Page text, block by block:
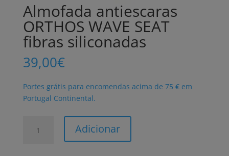
Almofada antiescaras
ORTHOS WAVE SEAT
fibras siliconadas
39,00€
Portes grátis para encomendas acima de 75 € em
Portugal Continental.
Adicionar